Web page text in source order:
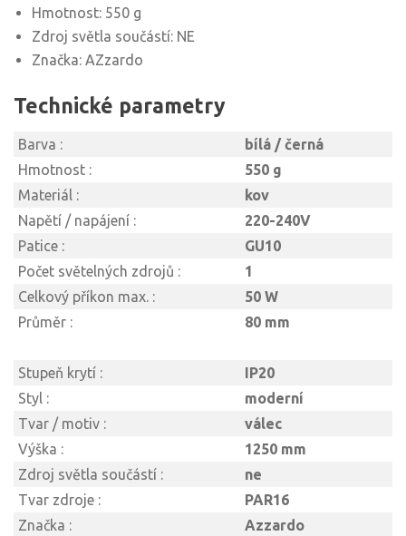
Hmotnost: 550 g
Zdroj světla součástí: NE
Značka: AZzardo
Technické parametry
Barva :
bílá / černá
Hmotnost :
550 g
Materiál :
kov
Napětí / napájení :
220-240V
Patice :
GU10
Počet světelných zdrojů :
1
Celkový příkon max. :
50 W
Průměr :
80 mm
Stupeň krytí :
IP20
Styl :
moderní
Tvar / motiv :
válec
Výška :
1250 mm
Zdroj světla součástí :
ne
Tvar zdroje :
PAR16
Značka :
Azzardo